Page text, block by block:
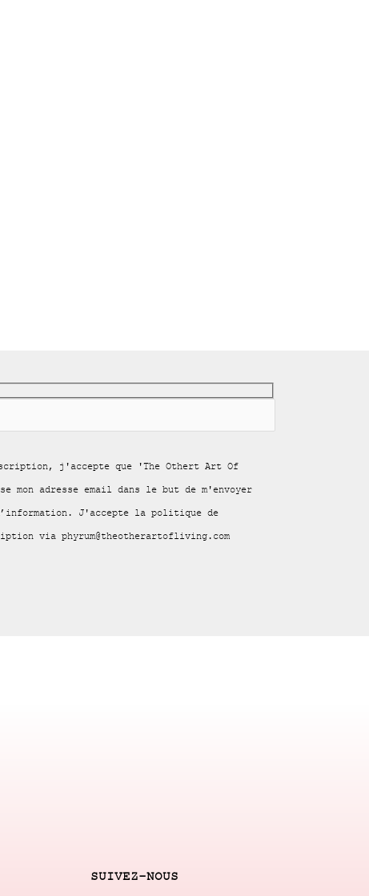
j'accepte que 'The Othert Art Of
mon adresse email dans le but de m'envoyer
J'accepte la politique de
via phyrum@theotherartofliving.com
SUIVEZ-NOUS